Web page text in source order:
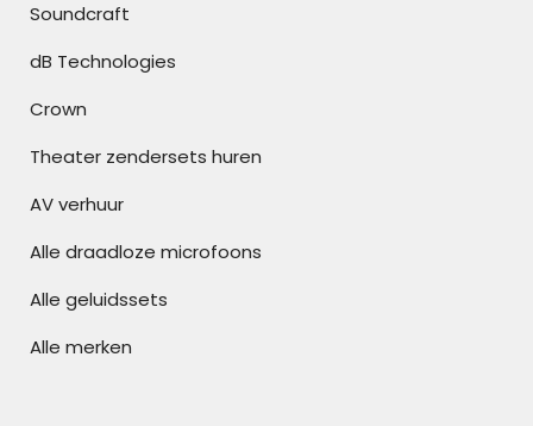
Soundcraft
dB Technologies
Crown
Theater zendersets huren
AV verhuur
Alle draadloze microfoons
Alle geluidssets
Alle merken